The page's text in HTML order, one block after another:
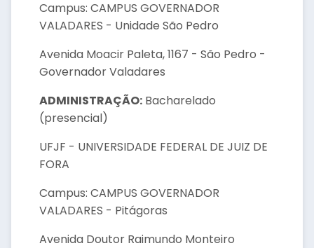
Campus: CAMPUS GOVERNADOR
VALADARES - Unidade São Pedro
Avenida Moacir Paleta, 1167 - São Pedro -
Governador Valadares
ADMINISTRAÇÃO: Bacharelado
(presencial)
UFJF - UNIVERSIDADE FEDERAL DE JUIZ DE
FORA
Campus: CAMPUS GOVERNADOR
VALADARES - Pitágoras
Avenida Doutor Raimundo Monteiro